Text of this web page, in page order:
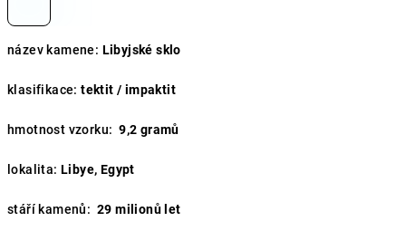
název kamene: Libyjské sklo
klasifikace: tektit / impaktit
hmotnost vzorku: 9,2 gramů
lokalita: Libye, Egypt
stáří kamenů: 29 milionů let